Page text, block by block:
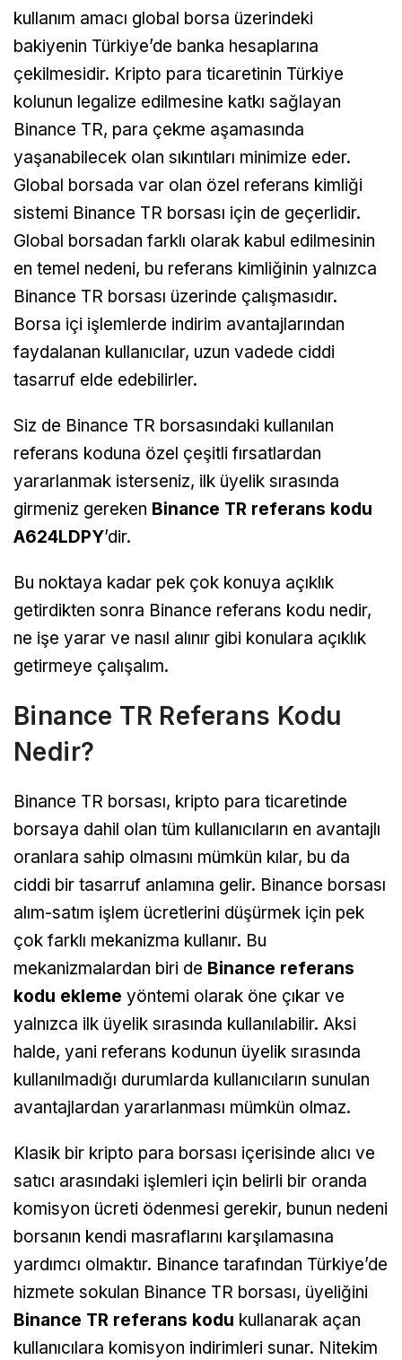
kullanım amacı global borsa üzerindeki
bakiyenin Türkiye’de banka hesaplarına
çekilmesidir. Kripto para ticaretinin Türkiye
kolunun legalize edilmesine katkı sağlayan
Binance TR, para çekme aşamasında
yaşanabilecek olan sıkıntıları minimize eder.
Global borsada var olan özel referans kimliği
sistemi Binance TR borsası için de geçerlidir.
Global borsadan farklı olarak kabul edilmesinin
en temel nedeni, bu referans kimliğinin yalnızca
Binance TR borsası üzerinde çalışmasıdır.
Borsa içi işlemlerde indirim avantajlarından
faydalanan kullanıcılar, uzun vadede ciddi
tasarruf elde edebilirler.
Siz de Binance TR borsasındaki kullanılan
referans koduna özel çeşitli fırsatlardan
yararlanmak isterseniz, ilk üyelik sırasında
girmeniz gereken Binance TR referans kodu
A624LDPY’dir.
Bu noktaya kadar pek çok konuya açıklık
getirdikten sonra Binance referans kodu nedir,
ne işe yarar ve nasıl alınır gibi konulara açıklık
getirmeye çalışalım.
Binance TR Referans Kodu
Nedir?
Binance TR borsası, kripto para ticaretinde
borsaya dahil olan tüm kullanıcıların en avantajlı
oranlara sahip olmasını mümkün kılar, bu da
ciddi bir tasarruf anlamına gelir. Binance borsası
alım-satım işlem ücretlerini düşürmek için pek
çok farklı mekanizma kullanır. Bu
mekanizmalardan biri de Binance referans
kodu ekleme yöntemi olarak öne çıkar ve
yalnızca ilk üyelik sırasında kullanılabilir. Aksi
halde, yani referans kodunun üyelik sırasında
kullanılmadığı durumlarda kullanıcıların sunulan
avantajlardan yararlanması mümkün olmaz.
Klasik bir kripto para borsası içerisinde alıcı ve
satıcı arasındaki işlemleri için belirli bir oranda
komisyon ücreti ödenmesi gerekir, bunun nedeni
borsanın kendi masraflarını karşılamasına
yardımcı olmaktır. Binance tarafından Türkiye’de
hizmete sokulan Binance TR borsası, üyeliğini
Binance TR referans kodu kullanarak açan
kullanıcılara komisyon indirimleri sunar. Nitekim